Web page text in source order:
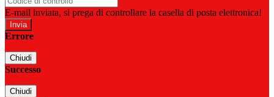
E-mail inviata, si prega di controllare la casella di posta elettronica!
Errore
Chiudi
Successo
Chiudi